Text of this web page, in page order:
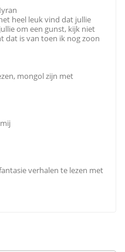
heel leuk vind dat jullie
om een gunst, kijk niet
dat is van toen ik nog zoon
mongol zijn met
verhalen te lezen met